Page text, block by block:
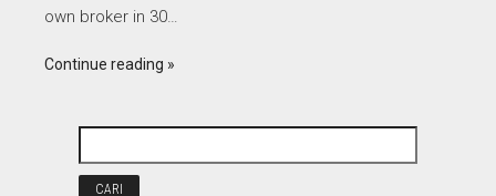
own broker in 30…
Continue reading